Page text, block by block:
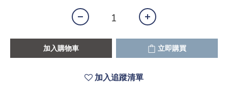
加入購物車 立即購買
加入追蹤清單